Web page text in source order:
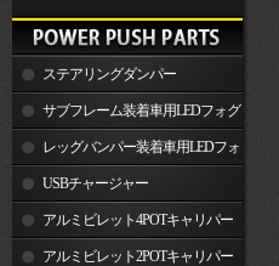
ステアリングダンパー
サブフレーム装着車用LEDフォグ
ランプレッグバンパー装着車用LEDフォ
グランプUSBチャージャー
アルミビレット4POTキャリパー
関連製品アルミビレット2POTキャリパー